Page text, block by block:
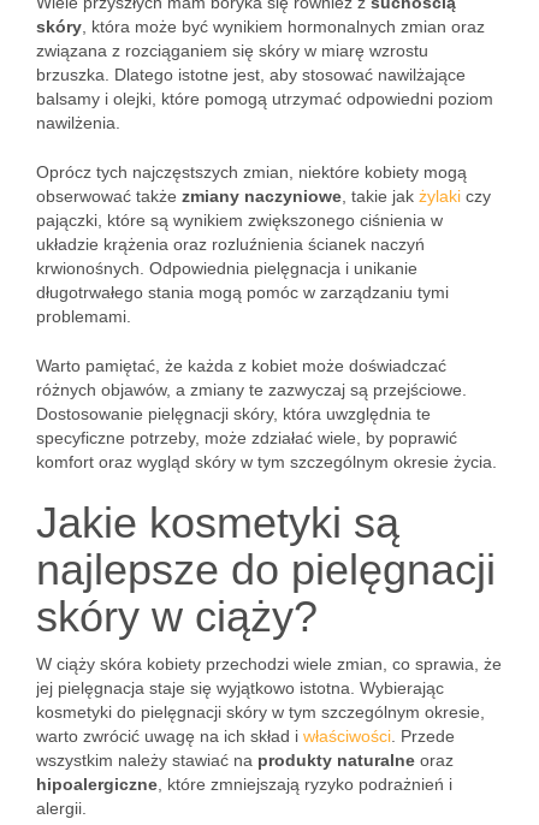
skóry , która może być wynikiem hormonalnych zmian oraz
związana z rozciąganiem się skóry w miarę wzrostu
brzuszka. Dlatego istotne jest, aby stosować nawilżające
balsamy i olejki, które pomogą utrzymać odpowiedni poziom
nawilżenia.
Oprócz tych najczęstszych zmian, niektóre kobiety mogą
obserwować także zmiany naczyniowe , takie jak żylaki czy
pajączki, które są wynikiem zwiększonego ciśnienia w
układzie krążenia oraz rozluźnienia ścianek naczyń
krwionośnych. Odpowiednia pielęgnacja i unikanie
długotrwałego stania mogą pomóc w zarządzaniu tymi
problemami.
Warto pamiętać, że każda z kobiet może doświadczać
różnych objawów, a zmiany te zazwyczaj są przejściowe.
Dostosowanie pielęgnacji skóry, która uwzględnia te
specyficzne potrzeby, może zdziałać wiele, by poprawić
komfort oraz wygląd skóry w tym szczególnym okresie życia.
Jakie kosmetyki są
najlepsze do pielęgnacji
skóry w ciąży?
W ciąży skóra kobiety przechodzi wiele zmian, co sprawia, że
jej pielęgnacja staje się wyjątkowo istotna. Wybierając
kosmetyki do pielęgnacji skóry w tym szczególnym okresie,
warto zwrócić uwagę na ich skład i właściwości . Przede
wszystkim należy stawiać na produkty naturalne oraz
hipoalergiczne , które zmniejszają ryzyko podrażnień i
alergii.